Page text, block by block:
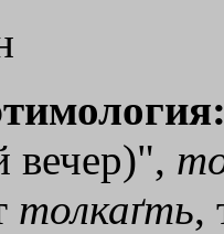
вечер)",
толкаґть,